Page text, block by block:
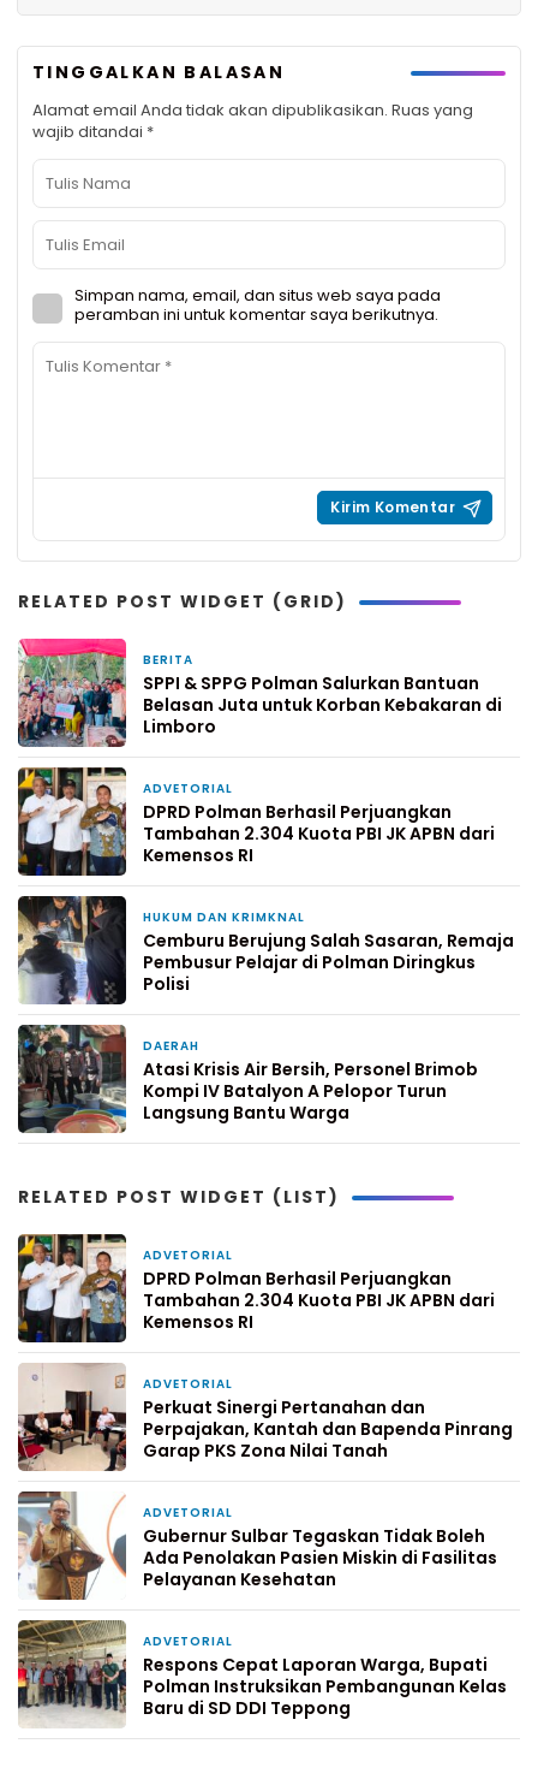
TINGGALKAN BALASAN
Alamat email Anda tidak akan dipublikasikan. Ruas yang
wajib ditandai *
Simpan nama, email, dan situs web saya pada
peramban ini untuk komentar saya berikutnya.
RELATED POST WIDGET (GRID)
BERITA
SPPI & SPPG Polman Salurkan Bantuan
Belasan Juta untuk Korban Kebakaran di
Limboro
ADVETORIAL
DPRD Polman Berhasil Perjuangkan
Tambahan 2.304 Kuota PBI JK APBN dari
Kemensos RI
HUKUM DAN KRIMKNAL
Cemburu Berujung Salah Sasaran, Remaja
Pembusur Pelajar di Polman Diringkus
Polisi
DAERAH
Atasi Krisis Air Bersih, Personel Brimob
Kompi IV Batalyon A Pelopor Turun
Langsung Bantu Warga
RELATED POST WIDGET (LIST)
ADVETORIAL
DPRD Polman Berhasil Perjuangkan
Tambahan 2.304 Kuota PBI JK APBN dari
Kemensos RI
ADVETORIAL
Perkuat Sinergi Pertanahan dan
Perpajakan, Kantah dan Bapenda Pinrang
Garap PKS Zona Nilai Tanah
ADVETORIAL
Gubernur Sulbar Tegaskan Tidak Boleh
Ada Penolakan Pasien Miskin di Fasilitas
Pelayanan Kesehatan
ADVETORIAL
Respons Cepat Laporan Warga, Bupati
Polman Instruksikan Pembangunan Kelas
Baru di SD DDI Teppong